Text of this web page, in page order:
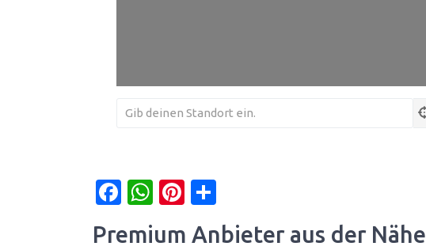
Facebook
WhatsApp
Pinterest
Premium Anbieter aus der Nähe